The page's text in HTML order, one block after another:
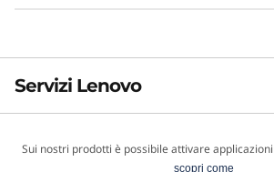
Servizi Lenovo
Servizi d’infrastruttura
Sui nostri prodotti è possibile attivare
scopri come